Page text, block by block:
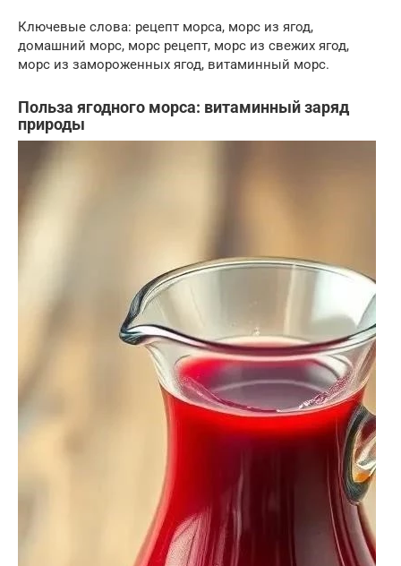
Ключевые слова: рецепт морса, морс из ягод,
домашний морс, морс рецепт, морс из свежих ягод,
морс из замороженных ягод, витаминный морс.
Польза ягодного морса: витаминный заряд
природы